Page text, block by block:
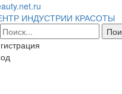
ИНДУСТРИИ КРАСОТЫ